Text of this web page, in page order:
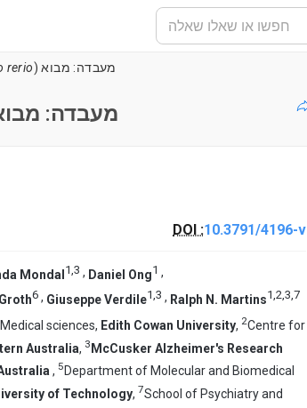
rerio ) מעבדה: מבוא
) מעבדה:
DOI :10.3791/4196-v
Mondal 1,3 , Daniel Ong1 ,
6 , Giuseppe Verdile1 3 , Ralph N. Martins1 2 3 7
sciences, Edith Cowan University, 2Centre for
Australia, 3 McCusker Alzheimer's Research
, 5 Department of Molecular and Biomedical
of Technology, 7School of Psychiatry and